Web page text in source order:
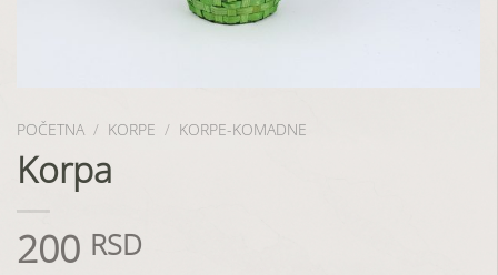
POČETNA / KORPE / KORPE-KOMADNE
Korpa
200 RSD